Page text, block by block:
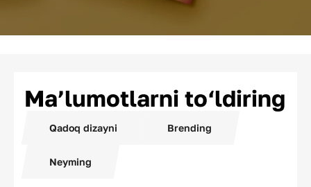
Ma’lumotlarni to‘ldiring
Qadoq dizayni Brending
Neyming